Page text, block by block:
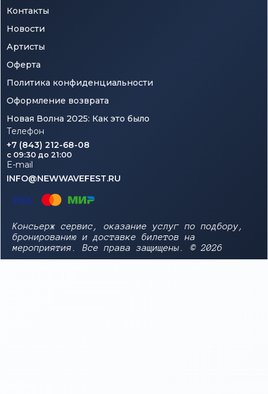
Контакты
Новости
Артисты
Оферта
Политика конфиденциальности
Оформление возврата
Новая Волна 2025: Как это было
Телефон
+7 (843) 212-68-08
c 09:30 до 21:00
E-mail
INFO@NEWWAVEFEST.RU
Консьерж сервис, оказание услуг по подбору,
бронированию и доставке билетов на
мероприятия. Все права защищены. © 2026